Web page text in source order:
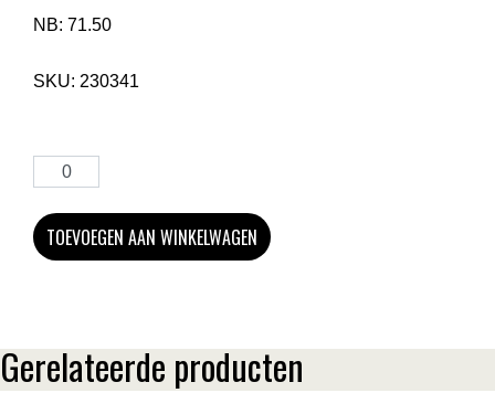
NB: 71.50
SKU: 230341
TOEVOEGEN AAN WINKELWAGEN
Gerelateerde producten